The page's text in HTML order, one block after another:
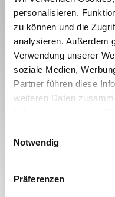
personalisieren,
zu können und die
analysieren. Außerdem
Verwendung unserer
soziale Medien,
Partner führen diese
weiteren Daten
Cookies, wenn Sie
Notwendig
Präferenzen
Zurück zur Übersicht
05.02.2026Raus
Eis!
Letzte Woche waren
Böblingen zum
intensive Erfahrung
Nach einer Einführung
von den Coaches sollten
ganz einfach war
jegliches Denken wurde
von uns ab.